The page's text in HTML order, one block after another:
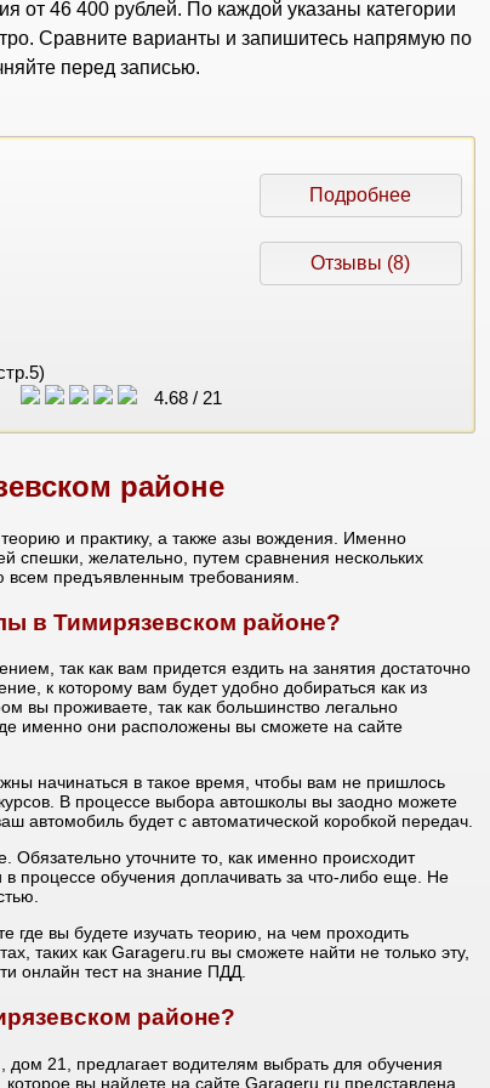
от 46 400 рублей. По каждой указаны категории
Сравните варианты и запишитесь напрямую по
перед записью.
4.68/ 21
Подробнее
Отзывы (8)
районе
и практику, а также азы вождения. Именно
спешки, желательно, путем сравнения нескольких
всем предъявленным требованиям.
в Тимирязевском районе?
так как вам придется ездить на занятия достаточно
к которому вам будет удобно добираться как из
вы проживаете, так как большинство легально
именно они расположены вы сможете на сайте
начинаться в такое время, чтобы вам не пришлось
В процессе выбора автошколы вы заодно можете
автомобиль будет с автоматической коробкой передач.
Обязательно уточните то, как именно происходит
в процессе обучения доплачивать за что-либо еще. Не
где вы будете изучать теорию, на чем проходить
таких как Garageru.ru вы сможете найти не только эту,
онлайн тест на знание ПДД.
районе?
21, предлагает водителям выбрать для обучения
вы найдете на сайте Garageru.ru представлена